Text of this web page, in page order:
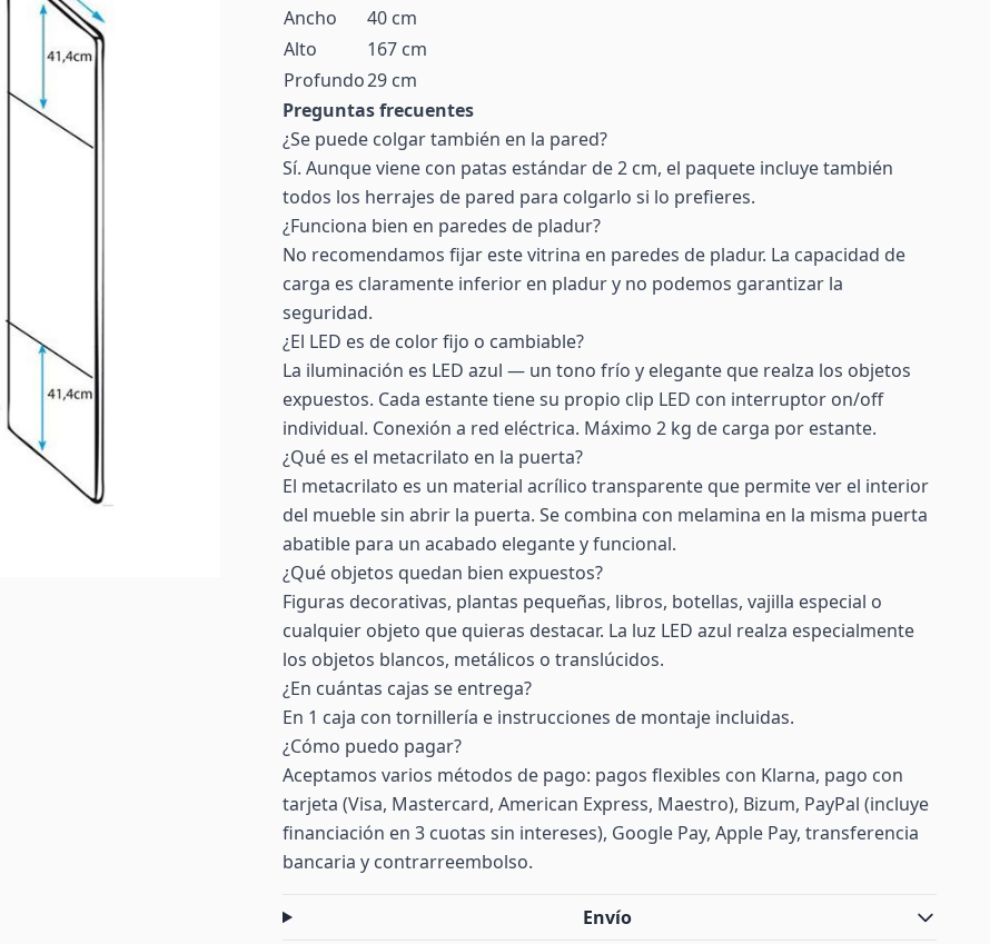
Ancho
40 cm
Alto
167 cm
Profundo29 cm
Preguntas frecuentes
¿Se puede colgar también en la pared?
Sí. Aunque viene con patas estándar de 2 cm, el paquete incluye también
todos los herrajes de pared para colgarlo si lo prefieres.
¿Funciona bien en paredes de pladur?
No recomendamos fijar este vitrina en paredes de pladur. La capacidad de
carga es claramente inferior en pladur y no podemos garantizar la
seguridad.
¿El LED es de color fijo o cambiable?
La iluminación es LED azul — un tono frío y elegante que realza los objetos
expuestos. Cada estante tiene su propio clip LED con interruptor on/off
individual. Conexión a red eléctrica. Máximo 2 kg de carga por estante.
¿Qué es el metacrilato en la puerta?
El metacrilato es un material acrílico transparente que permite ver el interior
del mueble sin abrir la puerta. Se combina con melamina en la misma puerta
abatible para un acabado elegante y funcional.
¿Qué objetos quedan bien expuestos?
Figuras decorativas, plantas pequeñas, libros, botellas, vajilla especial o
cualquier objeto que quieras destacar. La luz LED azul realza especialmente
los objetos blancos, metálicos o translúcidos.
¿En cuántas cajas se entrega?
En 1 caja con tornillería e instrucciones de montaje incluidas.
¿Cómo puedo pagar?
Aceptamos varios métodos de pago: pagos flexibles con Klarna, pago con
tarjeta (Visa, Mastercard, American Express, Maestro), Bizum, PayPal (incluye
financiación en 3 cuotas sin intereses), Google Pay, Apple Pay, transferencia
bancaria y contrarreembolso.
Envío